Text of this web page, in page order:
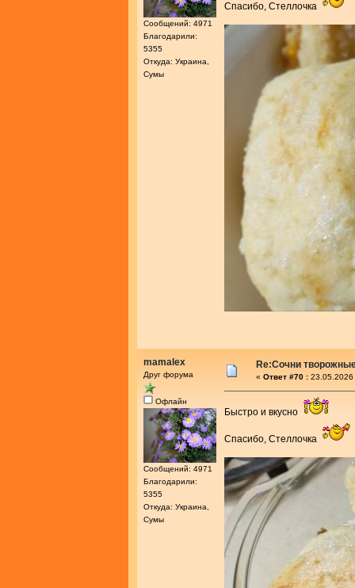
Сообщений: 4971
Благодарили:
5355
Откуда: Украина,
Сумы
Спасибо, Стеллочка
mamalex
Друг форума
Офлайн
Сообщений: 4971
Благодарили:
5355
Откуда: Украина,
Сумы
Re:Сочни
« Ответ #70 :
Быстро и вкусно
Спасибо, Стеллочка